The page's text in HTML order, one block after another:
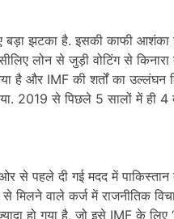
झटका है. इसकी काफी आशंका
लोन से जुड़ी वोटिंग से
है और IMF की शर्तों का
2019 से पिछले 5 सालों में ही 4
से पहले दी गई मदद में पाकिस्तान
मिलने वाले कर्ज में राजनीतिक
हो गया है, जो इसे IMF के